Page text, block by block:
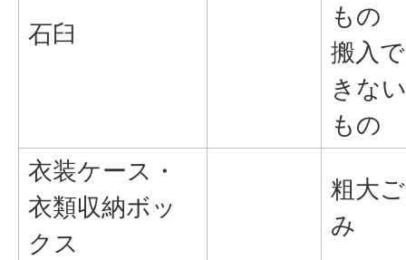
石臼
もの
搬入で
きない
もの
衣装ケース・
衣類収納ボッ
クス
粗大ご
み